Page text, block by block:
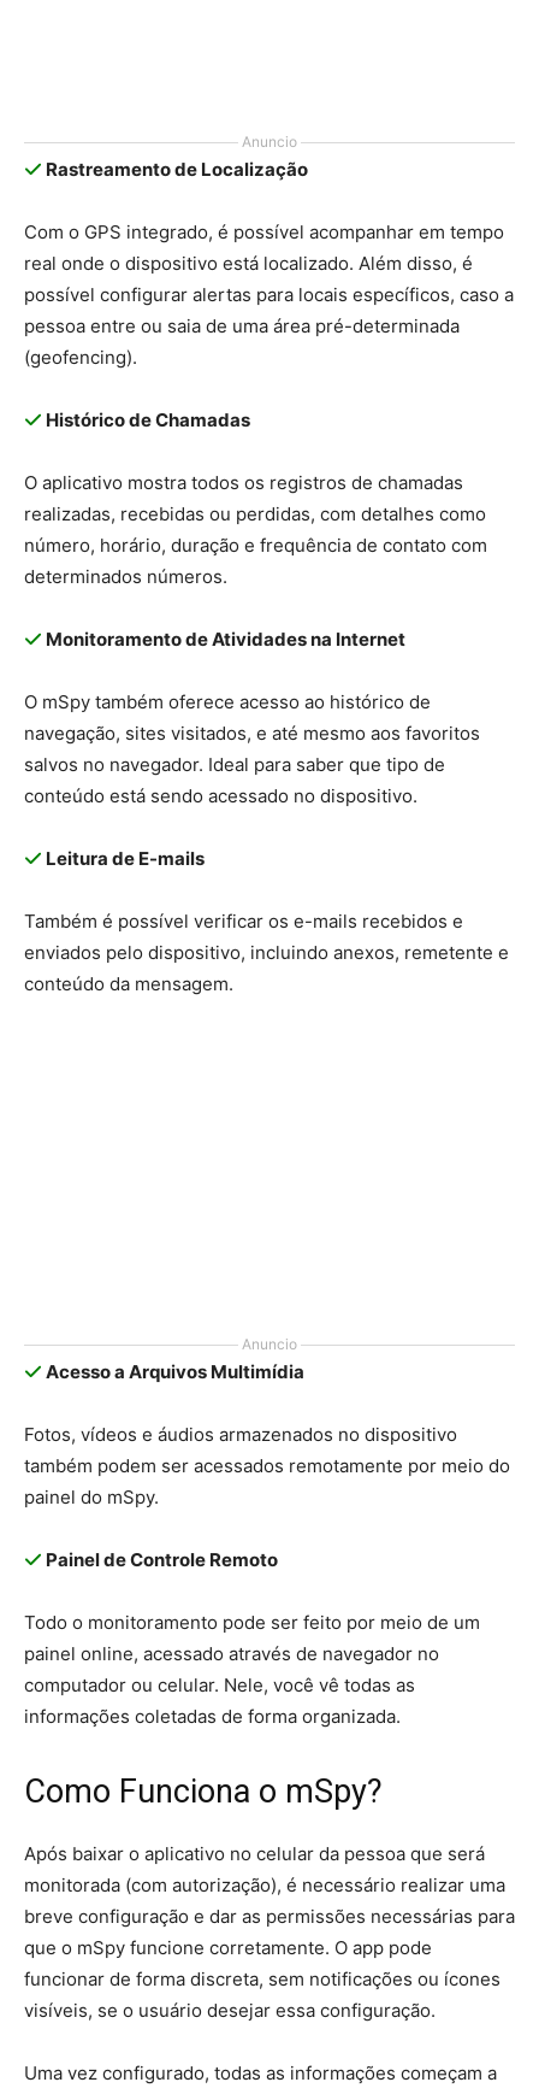
Anuncio
Rastreamento de Localização
Com o GPS integrado, é possível acompanhar em tempo
real onde o dispositivo está localizado. Além disso, é
possível configurar alertas para locais específicos, caso a
pessoa entre ou saia de uma área pré-determinada
(geofencing).
Histórico de Chamadas
O aplicativo mostra todos os registros de chamadas
realizadas, recebidas ou perdidas, com detalhes como
número, horário, duração e frequência de contato com
determinados números.
Monitoramento de Atividades na Internet
O mSpy também oferece acesso ao histórico de
navegação, sites visitados, e até mesmo aos favoritos
salvos no navegador. Ideal para saber que tipo de
conteúdo está sendo acessado no dispositivo.
Leitura de E-mails
Também é possível verificar os e-mails recebidos e
enviados pelo dispositivo, incluindo anexos, remetente e
conteúdo da mensagem.
Anuncio
Acesso a Arquivos Multimídia
Fotos, vídeos e áudios armazenados no dispositivo
também podem ser acessados remotamente por meio do
painel do mSpy.
Painel de Controle Remoto
Todo o monitoramento pode ser feito por meio de um
painel online, acessado através de navegador no
computador ou celular. Nele, você vê todas as
informações coletadas de forma organizada.
Como Funciona o mSpy?
Após baixar o aplicativo no celular da pessoa que será
monitorada (com autorização), é necessário realizar uma
breve configuração e dar as permissões necessárias para
que o mSpy funcione corretamente. O app pode
funcionar de forma discreta, sem notificações ou ícones
visíveis, se o usuário desejar essa configuração.
Uma vez configurado, todas as informações começam a